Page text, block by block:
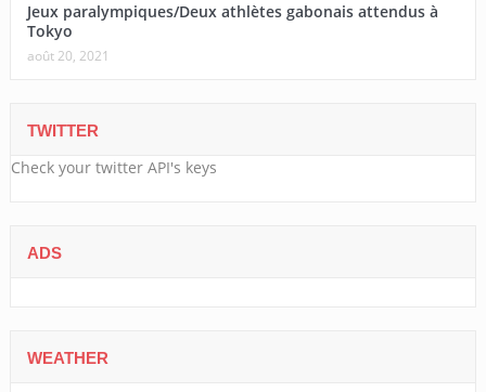
Jeux paralympiques/Deux athlètes gabonais attendus à
Tokyo
août 20, 2021
TWITTER
Check your twitter API's keys
ADS
WEATHER